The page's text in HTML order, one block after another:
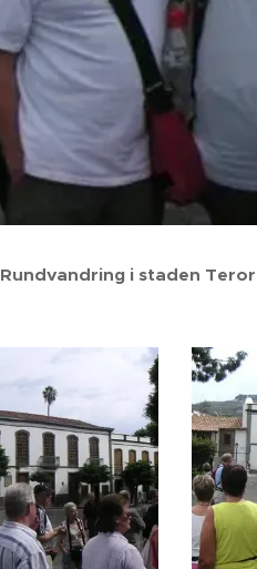
Rundvandring i staden